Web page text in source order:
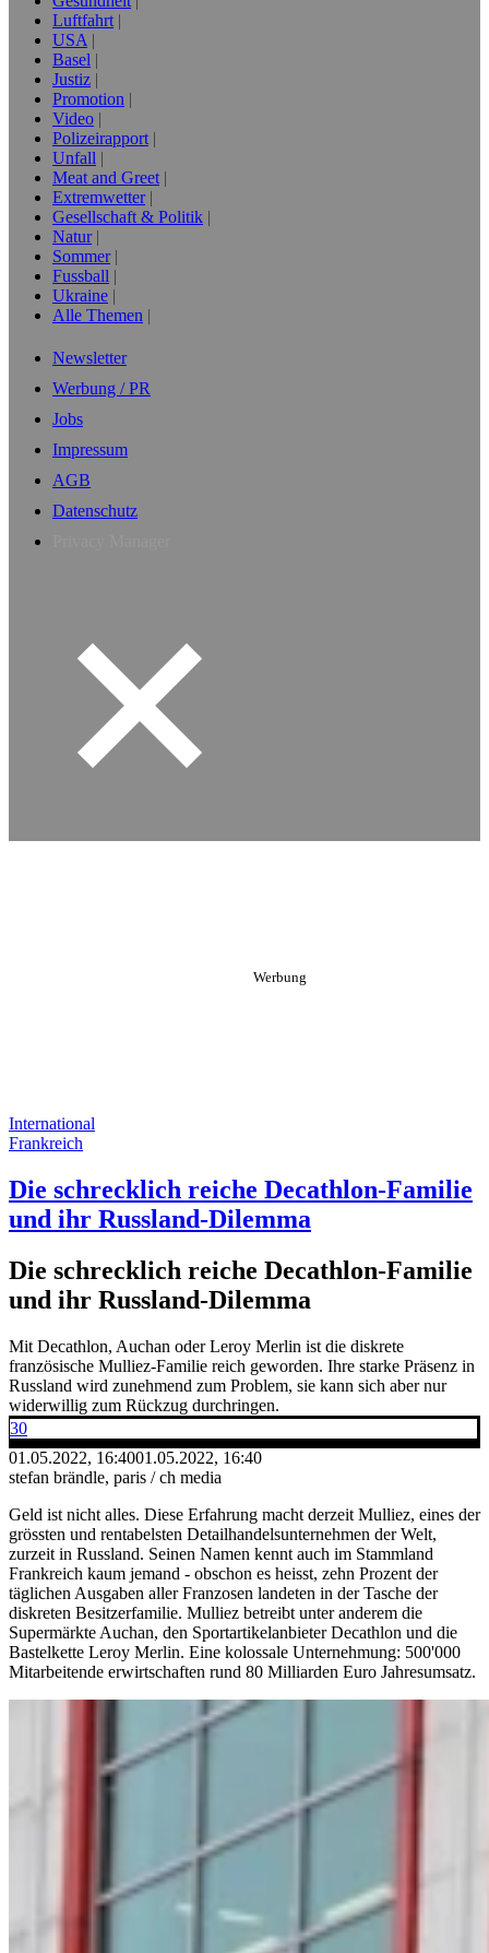
Luftfahrt
USA
Basel
Justiz
Promotion
Video
Polizeirapport
Unfall
Meat and Greet
Extremwetter
Gesellschaft & Politik
Natur
Sommer
Fussball
Ukraine
Alle Themen
Newsletter
Werbung / PR
Jobs
Impressum
AGB
Datenschutz
International
Frankreich
Die schrecklich reiche Decathlon-Familie
und ihr Russland-Dilemma
Die schrecklich reiche Decathlon-Familie
und ihr Russland-Dilemma
Mit Decathlon, Auchan oder Leroy Merlin ist die diskrete
französische Mulliez-Familie reich geworden. Ihre starke Präsenz in
Russland wird zunehmend zum Problem, sie kann sich aber nur
widerwillig zum Rückzug durchringen.
30
01.05.2022, 16:4001.05.2022, 16:40
stefan brändle, paris / ch media
Geld ist nicht alles. Diese Erfahrung macht derzeit Mulliez, eines der
grössten und rentabelsten Detailhandelsunternehmen der Welt,
zurzeit in Russland. Seinen Namen kennt auch im Stammland
Frankreich kaum jemand - obschon es heisst, zehn Prozent der
täglichen Ausgaben aller Franzosen landeten in der Tasche der
diskreten Besitzerfamilie. Mulliez betreibt unter anderem die
Supermärkte Auchan, den Sportartikelanbieter Decathlon und die
Bastelkette Leroy Merlin. Eine kolossale Unternehmung: 500'000
Mitarbeitende erwirtschaften rund 80 Milliarden Euro Jahresumsatz.